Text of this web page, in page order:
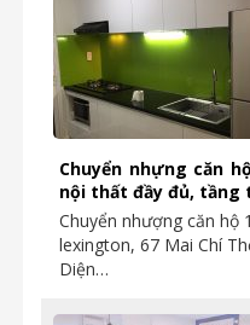
Chuyển nhựng căn
nội thất đầy đủ, tầng
Chuyển nhượng căn hộ
lexington, 67 Mai Chí
Diện…